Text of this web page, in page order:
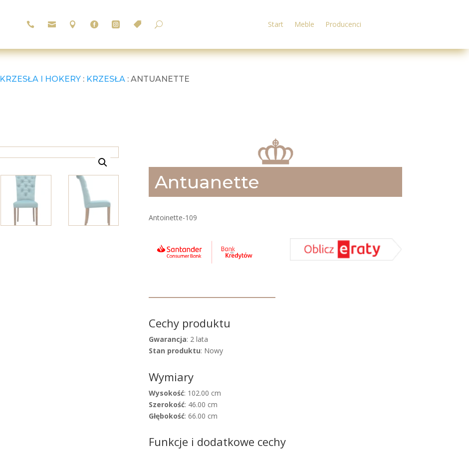
      U Start Meble Producenci
KRZESŁA I HOKERY : KRZESŁA : ANTUANETTE
Antuanette
Antoinette-109
Cechy produktu
Gwarancja: 2 lata
Stan produktu: Nowy
Wymiary
Wysokość: 102.00 cm
Szerokość: 46.00 cm
Głębokość: 66.00 cm
Funkcje i dodatkowe cechy